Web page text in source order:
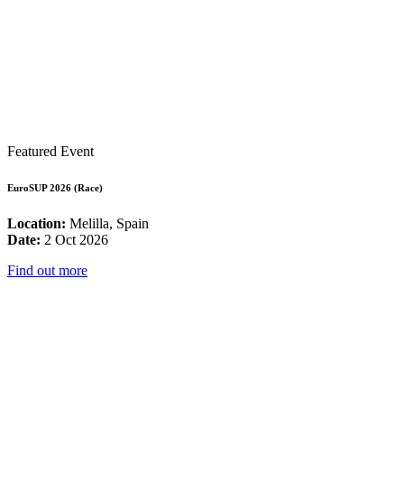
Featured Event
EuroSUP 2026 (Race)
Location: Melilla, Spain
Date: 2 Oct 2026
Find out more